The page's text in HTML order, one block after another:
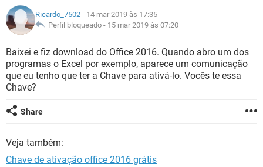
INSTAGRAM
GUIA DE COMPRAS
OUTLOOK EXCEL
INSTAGRAM
GUIA DE COMPRAS
JOGOS
CELULAR FACEBOOK
INSTAGRAM GMAIL
GUIA DE COMPRAS
GLOSSÁRIO
JOGOS
CELULAR FACEBOOK
OUTLOOK EXCEL
GUIA DE COMPRAS
Ricardo_7502 - 14 mar 2019 às 17:35
Perfil bloqueado - 15 mar 2019 às 07:20
Baixei e fiz download do Office 2016. Quando abro um dos
programas o Excel por exemplo, aparece um comunicação
que eu tenho que ter a Chave para ativá-lo. Vocês te essa
Chave?
Share
Veja também:
Chave de ativação office 2016 grátis